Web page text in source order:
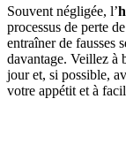
Souvent négligée, l’
processus de perte
entraîner de fausses
davantage. Veillez à
jour et, si possible,
votre appétit et à